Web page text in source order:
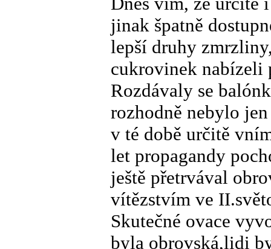
jinak špatně
lepší druhy
cukrovinek nabízeli
Rozdávaly se
rozhodně nebylo
v té době určitě
let propagandy
ještě přetrvával
vítězstvím ve
Skutečné ovace
byla obrovská,lidi